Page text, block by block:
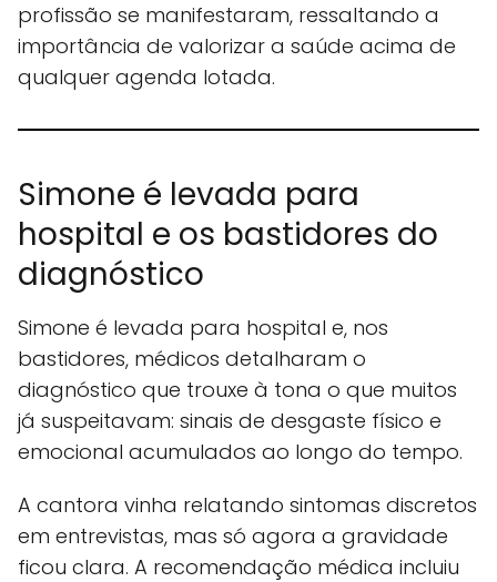
profissão se manifestaram, ressaltando a
importância de valorizar a saúde acima de
qualquer agenda lotada.
Simone é levada para
hospital e os bastidores do
diagnóstico
Simone é levada para hospital e, nos
bastidores, médicos detalharam o
diagnóstico que trouxe à tona o que muitos
já suspeitavam: sinais de desgaste físico e
emocional acumulados ao longo do tempo.
A cantora vinha relatando sintomas discretos
em entrevistas, mas só agora a gravidade
ficou clara. A recomendação médica incluiu